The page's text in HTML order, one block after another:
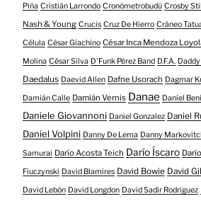
Piña Cristián Larrondo Cronómetrobudú Crosby
Nash & Young Crucis Cruz De Hierro Cráneo
Célula César Giachino César Inca Mendoza
Molina César Silva D'Funk Pérez Band D.F.A.
Daedalus Daevid Allen Dafne Usorach Dagmar
Damián Calle Damián Vernis Danae Daniel
Daniele Giovannoni Daniel Gonzalez Daniel
Daniel Volpini Danny De Lema Danny
Samurai Darío Acosta Teich Darío Íscaro
Fiuczynski David Blamires David Bowie David
David Lebón David Longdon David Sadir Rodriguez